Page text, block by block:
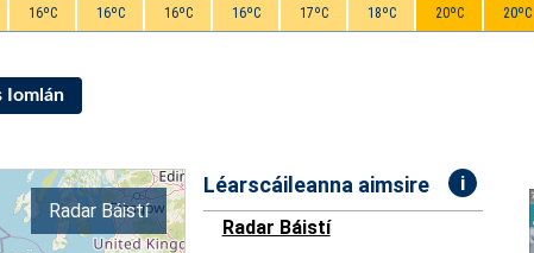
16ºC
16ºC
16ºC
16ºC
17ºC
18ºC
20ºC
20ºC
Iomlán
Radar Báistí
Léarscáileanna aimsire i
Radar Báistí